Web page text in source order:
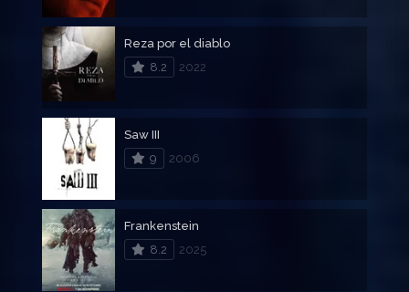
Reza por el diablo
8.2
2022
Saw III
9
2006
Frankenstein
8.2
2025